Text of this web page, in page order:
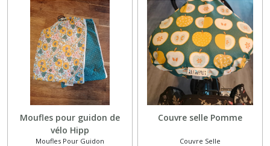
Moufles pour guidon de
vélo Hipp
Moufles Pour Guidon
Couvre selle Pomme
Couvre Selle
Afficher
résultats